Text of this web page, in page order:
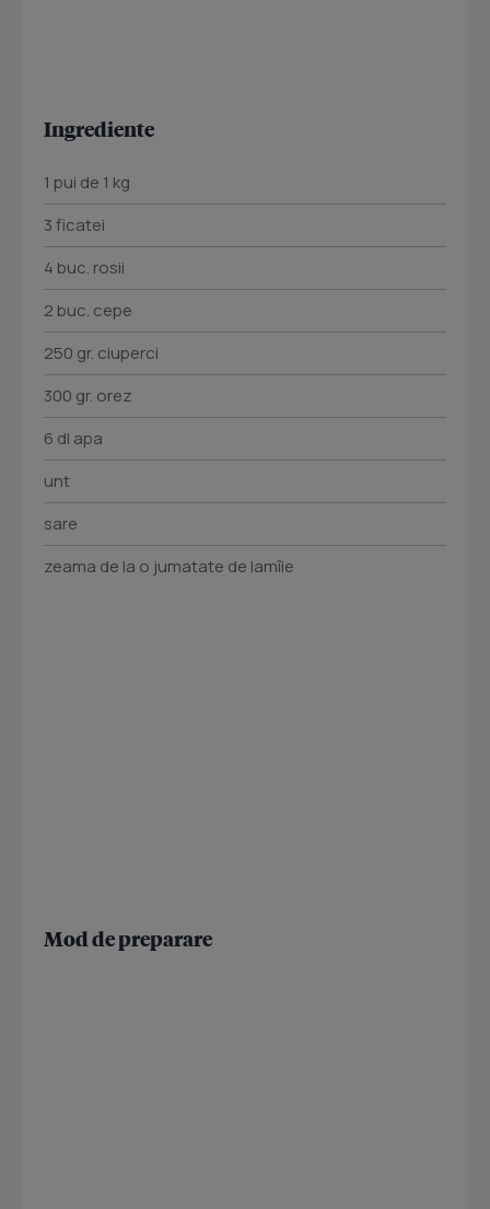
Ingrediente
1 pui de 1 kg
3 ficatei
4 buc. rosii
2 buc. cepe
250 gr. ciuperci
300 gr. orez
6 dl apa
unt
sare
zeama de la o jumatate de lamîie
Mod de preparare